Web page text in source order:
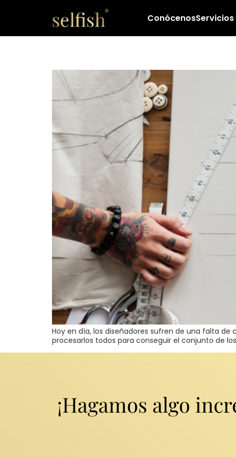
ConócenosServicios
Hoy en día, los diseñadores sufren de una falta
procesarlos todos para conseguir el conjunto de
¡Hagamos algo